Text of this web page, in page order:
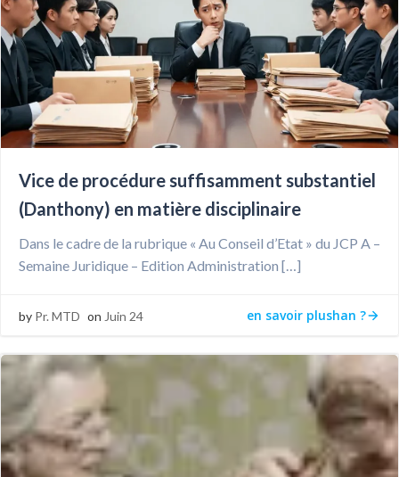
Vice de procédure suffisamment substantiel
(Danthony) en matière disciplinaire
Dans le cadre de la rubrique « Au Conseil d’Etat » du JCP A –
Semaine Juridique – Edition Administration […]
by Pr. MTD on Juin 24 en savoir plushan ?